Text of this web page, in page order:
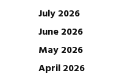
July 2026
June 2026
May 2026
April 2026